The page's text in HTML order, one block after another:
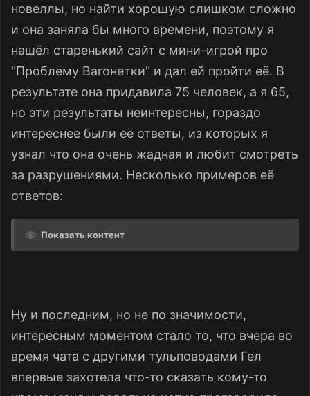
новеллы, но найти хорошую слишком сложно
и она заняла бы много времени, поэтому я
нашёл старенький сайт с мини-игрой про
"Проблему Вагонетки" и дал ей пройти её. В
результате она придавила 75 человек, а я 65,
но эти результаты неинтересны, гораздо
интереснее были её ответы, из которых я
узнал что она очень жадная и любит смотреть
за разрушениями. Несколько примеров её
ответов:
Показать контент
Ну и последним, но не по значимости,
интересным моментом стало то, что вчера во
время чата с другими тульповодами Гел
впервые захотела что-то сказать кому-то